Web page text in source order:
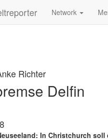
Network
Richter
Delfin
In Christchurch